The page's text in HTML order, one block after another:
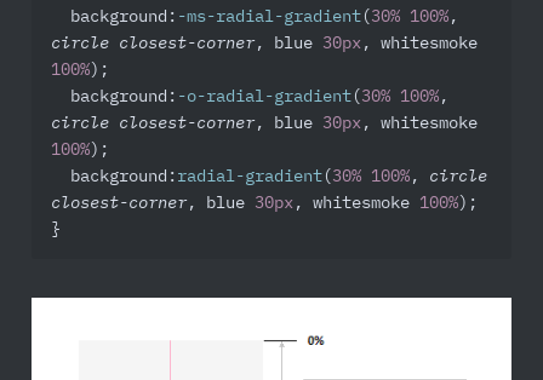
background : -ms-radial-gradient ( 30% 100%
circle closest-corner, blue 30px
100%);
background : -o-radial-gradient ( 30% 100%
circle closest-corner, blue 30px
100%);
background : radial-gradient ( 30% 100% , circle
closest-corner, blue 30px , whitesmoke 100%);
}